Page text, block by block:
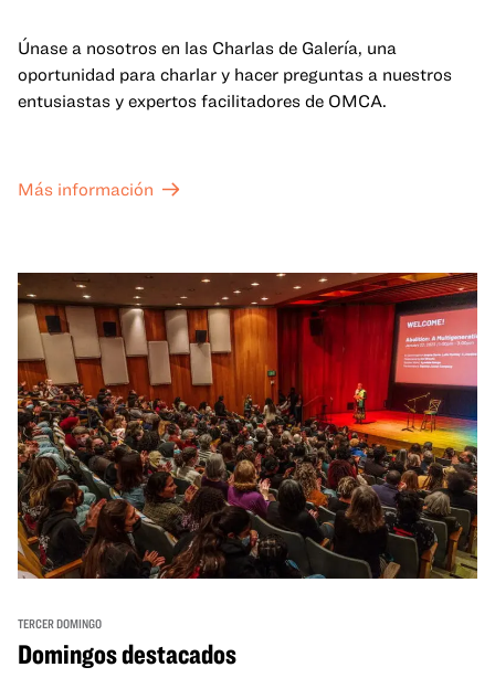
Únase a nosotros en las Charlas de Galería, una
oportunidad para charlar y hacer preguntas a nuestros
entusiastas y expertos facilitadores de OMCA.
Más información
TERCER DOMINGO
Domingos destacados